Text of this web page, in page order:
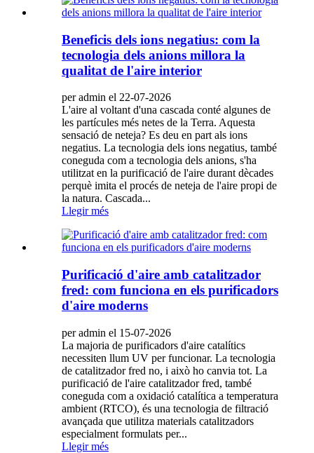
Beneficis dels ions negatius: com la
tecnologia dels anions millora la
qualitat de l'aire interior
per admin el 22-07-2026
L'aire al voltant d'una cascada conté algunes de
les partícules més netes de la Terra. Aquesta
sensació de neteja? Es deu en part als ions
negatius. La tecnologia dels ions negatius, també
coneguda com a tecnologia dels anions, s'ha
utilitzat en la purificació de l'aire durant dècades
perquè imita el procés de neteja de l'aire propi de
la natura. Cascada...
Llegir més
Purificació d'aire amb catalitzador
fred: com funciona en els purificadors
d'aire moderns
per admin el 15-07-2026
La majoria de purificadors d'aire catalítics
necessiten llum UV per funcionar. La tecnologia
de catalitzador fred no, i això ho canvia tot. La
purificació de l'aire catalitzador fred, també
coneguda com a oxidació catalítica a temperatura
ambient (RTCO), és una tecnologia de filtració
avançada que utilitza materials catalitzadors
especialment formulats per...
Llegir més